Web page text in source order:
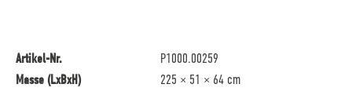
Artikel-Nr.
P1000.00259
Masse (LxBxH)
225 × 51 × 64 cm